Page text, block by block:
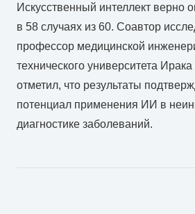
Искусственный интеллект верно
в 58 случаях из 60. Соавтор
профессор медицинской
технического университета
отметил, что результаты
потенциал применения ИИ в
диагностике заболеваний.